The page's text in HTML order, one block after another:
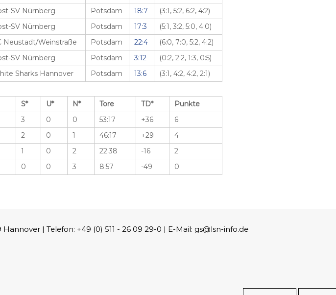
SV Nürnberg Potsdam 18:7
(3:1, 5:2, 6:2, 4:2)
SV Nürnberg Potsdam 17:3
(5:1, 3:2, 5:0, 4:0)
Neustadt/Weinstraße Potsdam 22:4
(6:0, 7:0, 5:2, 4:2)
SV Nürnberg Potsdam 3:12
(0:2, 2:2, 1:3, 0:5)
Sharks Hannover Potsdam 13:6 (3:1, 4:2, 4:2, 2:1)
S* U* N* Tore TD*
Punkte
3 0 0 53:17 +36
6
2 0 1 46:17 +29
4
1 0 2 22:38 -16
2
0 0 3 8:57 -49 0
| Telefon: +49 (0) 511 - 26 09 29-0 | E-Mail: gs@lsn-info.de